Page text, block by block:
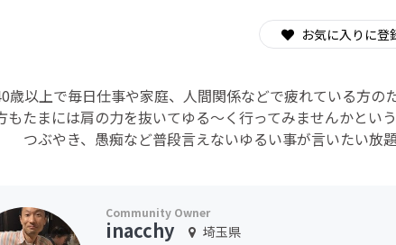
お気に入りに登
歳以上で毎日仕事や家庭、人間関係などで疲れている方の
もたまには肩の力を抜いてゆる～く行ってみませんかとい
つぶやき、愚痴など普段言えないゆるい事が言いたい放
inacchy
埼玉県